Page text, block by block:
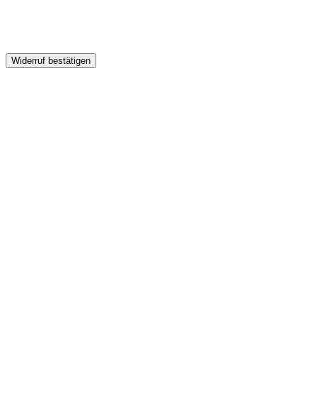
Widerruf bestätigen